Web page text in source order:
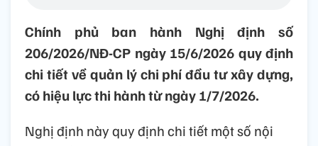
Chính phủ ban hành Nghị định số
206/2026/NĐ-CP ngày 15/6/2026 quy định
chi tiết về quản lý chi phí đầu tư xây dựng,
có hiệu lực thi hành từ ngày 1/7/2026.
Nghị định này quy định chi tiết một số nội